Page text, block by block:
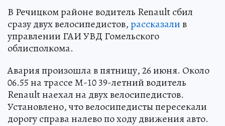
В Речицком районе водитель Renault сбил
сразу двух велосипедистов,рассказалив
управлении ГАИ УВД Гомельского
облисполкома.
Авария произошла в пятницу, 26 июня. Около
06.55 на трассе М-10 39-летний водитель
Renault наехал на двух велосипедистов.
Установлено, что велосипедисты пересекали
дорогу справа налево по ходу движения авто.